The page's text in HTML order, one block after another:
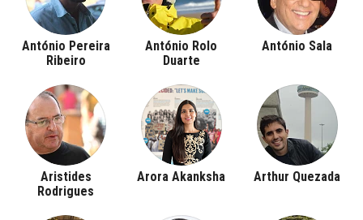
António Pereira
Ribeiro
António Rolo
Duarte
António Sala
Aristides
Rodrigues
Arora Akanksha Arthur Quezada